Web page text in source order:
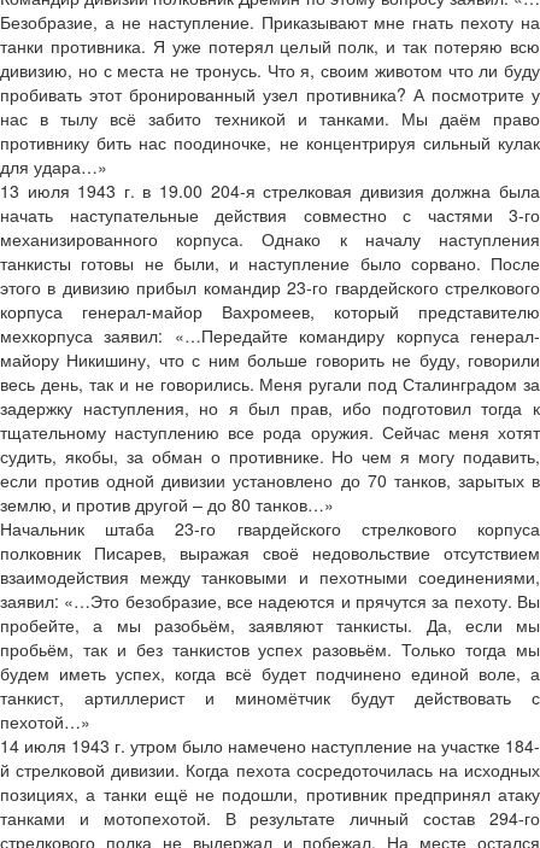
Безобразие, а не наступление. Приказывают мне гнать пехоту на
танки противника. Я уже потерял целый полк, и так потеряю всю
дивизию, но с места не тронусь. Что я, своим животом что ли буду
пробивать этот бронированный узел противника? А посмотрите у
нас в тылу всё забито техникой и танками. Мы даём право
противнику бить нас поодиночке, не концентрируя сильный кулак
для удара…»
13 июля 1943 г. в 19.00 204-я стрелковая дивизия должна была
начать наступательные действия совместно с частями 3-го
механизированного корпуса. Однако к началу наступления
танкисты готовы не были, и наступление было сорвано. После
этого в дивизию прибыл командир 23-го гвардейского стрелкового
корпуса генерал-майор Вахромеев, который представителю
мехкорпуса заявил: «…Передайте командиру корпуса генерал-
майору Никишину, что с ним больше говорить не буду, говорили
весь день, так и не говорились. Меня ругали под Сталинградом за
задержку наступления, но я был прав, ибо подготовил тогда к
тщательному наступлению все рода оружия. Сейчас меня хотят
судить, якобы, за обман о противнике. Но чем я могу подавить,
если против одной дивизии установлено до 70 танков, зарытых в
землю, и против другой – до 80 танков…»
Начальник штаба 23-го гвардейского стрелкового корпуса
полковник Писарев, выражая своё недовольствие отсутствием
взаимодействия между танковыми и пехотными соединениями,
заявил: «…Это безобразие, все надеются и прячутся за пехоту. Вы
пробейте, а мы разобьём, заявляют танкисты. Да, если мы
пробьём, так и без танкистов успех разовьём. Только тогда мы
будем иметь успех, когда всё будет подчинено единой воле, а
танкист, артиллерист и миномётчик будут действовать с
пехотой…»
14 июля 1943 г. утром было намечено наступление на участке 184-
й стрелковой дивизии. Когда пехота сосредоточилась на исходных
позициях, а танки ещё не подошли, противник предпринял атаку
танками и мотопехотой. В результате личный состав 294-го
стрелкового полка не выдержал и побежал. На месте остался